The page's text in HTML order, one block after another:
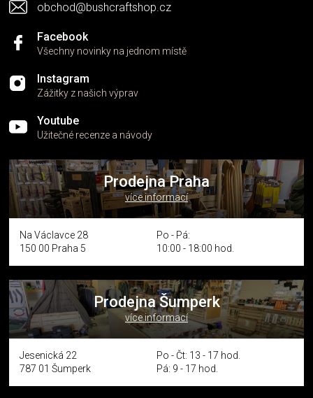
obchod@bushcraftshop.cz
Facebook
Všechny novinky na jednom místě
Instagram
Zážitky z našich výprav
Youtube
Užitečné recenze a návody
Prodejna Praha
více informací
Na Václavce 28
150 00 Praha 5
Po - Pá:
10:00 - 18:00 hod.
Prodejna Šumperk
více informací
Jesenická 22
787 01 Šumperk
Po - Čt: 13 - 17 hod.
Pá: 9 - 17 hod.